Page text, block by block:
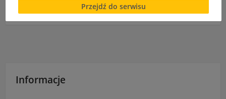
XV Ogólnopolski Finał Licealiady w koszykówce
Informacje
cookies lub local storage, może utrudnić lub
uniemożliwić korzystanie z Serwisu.
Przejdź do serwisu